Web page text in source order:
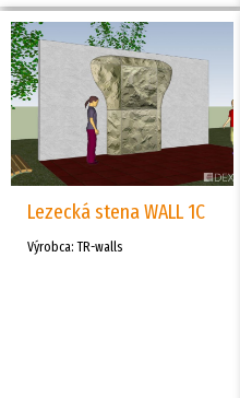
Lezecká stena WALL 1C
Výrobca: TR-walls